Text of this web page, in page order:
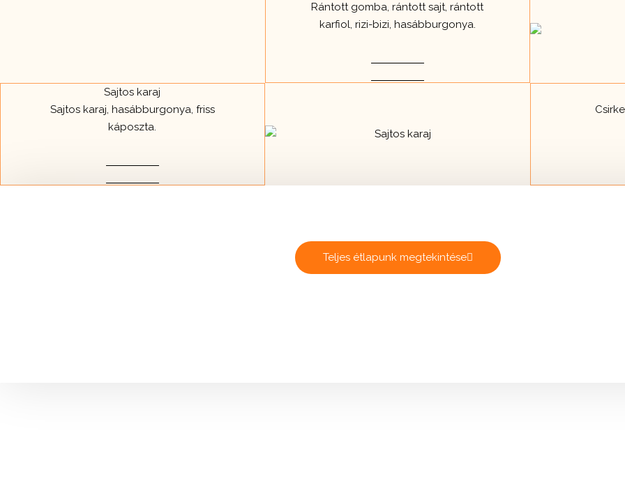
Rántott gomba, rántott sajt, rántott
karfiol, rizi-bizi, hasábburgonya.
Sajtos karaj
Sajtos karaj, hasábburgonya, friss
káposzta.
Teljes étlapunk megtekintése